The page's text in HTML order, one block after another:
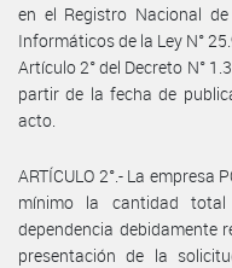
en el Registro Nacional
Informáticos de la Ley N°
Artículo 2° del Decreto N°
partir de la fecha de
acto.
ARTÍCULO 2°.- La empresa
mínimo la cantidad
dependencia debidamente
presentación de la